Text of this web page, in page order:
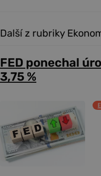
Další z rubriky
FED ponechal
3,75 %